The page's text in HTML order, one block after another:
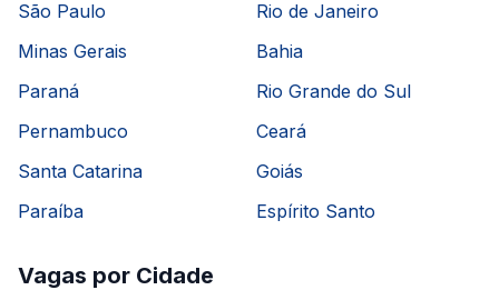
São Paulo
Rio de Janeiro
Minas Gerais
Bahia
Paraná
Rio Grande do Sul
Pernambuco
Ceará
Santa Catarina
Goiás
Paraíba
Espírito Santo
Vagas por Cidade